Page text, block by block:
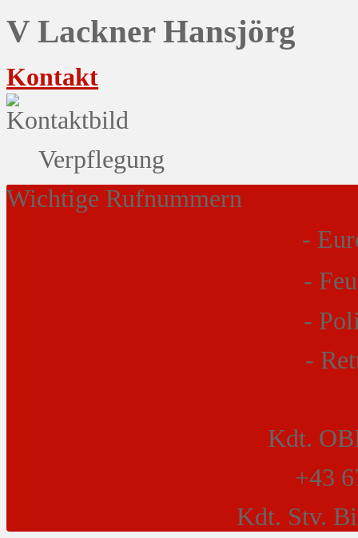
V Lackner Hansjörg
Kontakt
Verpflegung
Wichtige Rufnummern
-
-
-
-
Kdt.
+43
Kdt. Stv.